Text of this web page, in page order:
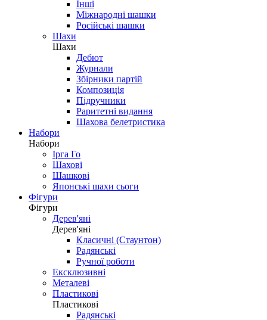
Інші
Міжнародні шашки
Російські шашки
Шахи
Шахи
Дебют
Журнали
Збірники партій
Композиція
Підручники
Раритетні видання
Шахова белетристика
Набори
Набори
Ірга Го
Шахові
Шашкові
Японські шахи сьоги
Фігури
Фігури
Дерев'яні
Дерев'яні
Класичні (Стаунтон)
Радянські
Ручної роботи
Ексклюзивні
Металеві
Пластикові
Пластикові
Радянські